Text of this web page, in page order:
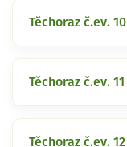
Těchoraz č.ev. 10
Těchoraz č.ev. 11
Těchoraz č.ev. 12